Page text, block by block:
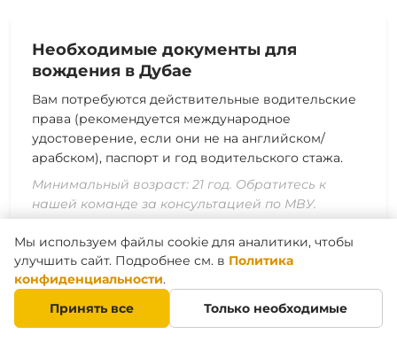
Необходимые документы для
вождения в Дубае
Вам потребуются действительные водительские
права (рекомендуется международное
удостоверение, если они не на английском/
арабском), паспорт и год водительского стажа.
Минимальный возраст: 21 год. Обратитесь к
нашей команде за консультацией по МВУ.
Правила и ограничения в Дубае
Используйтеавтомобиль в пределах Дубая,
Мы используем файлы cookie для аналитики, чтобы
улучшить сайт. Подробнее см. в Политика
конфиденциальности.
Принять все
Только необходимые